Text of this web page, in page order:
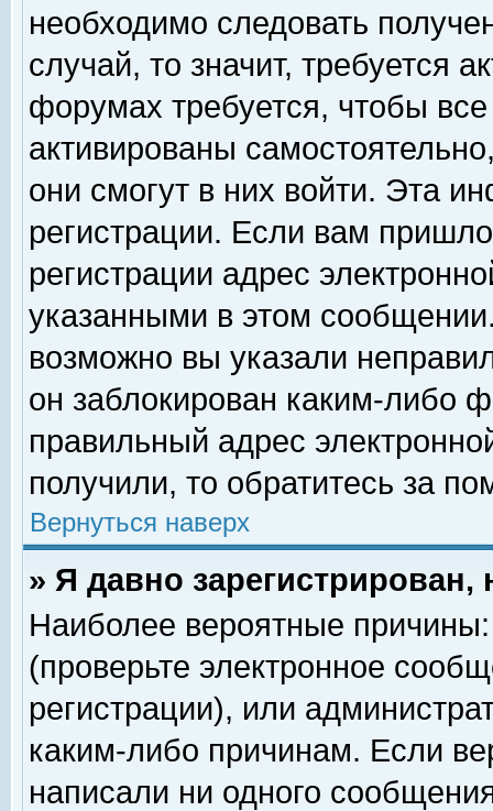
необходимо следовать
случай, то значит, требуется
форумах требуется, чтобы
активированы
они смогут в них войти. Эта
регистрации. Если вам
регистрации адрес
указанными в этом
возможно вы указали
он заблокирован каким-либо
правильный адрес
получили, то обратитесь за
Вернуться наверх
» Я давно
Наиболее вероятные
(проверьте электронное
регистрации), или
каким-либо причинам. Если
написали ни одного